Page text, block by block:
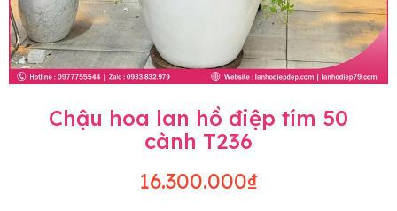
Chậu hoa lan hồ điệp tím 50
cành T236
16.300.000₫